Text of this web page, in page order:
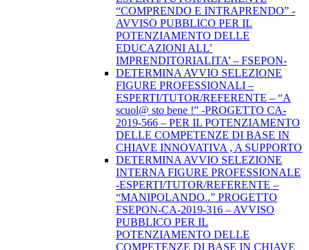
“COMPRENDO E INTRAPRENDO” -
AVVISO PUBBLICO PER IL
POTENZIAMENTO DELLE
EDUCAZIONI ALL’
IMPRENDITORIALITA’ – FSEPON-
DETERMINA AVVIO SELEZIONE
FIGURE PROFESSIONALI –
ESPERTI/TUTOR/REFERENTE – “A
scuol@ sto bene !” -PROGETTO CA-
2019-566 – PER IL POTENZIAMENTO
DELLE COMPETENZE DI BASE IN
CHIAVE INNOVATIVA , A SUPPORTO
DETERMINA AVVIO SELEZIONE
INTERNA FIGURE PROFESSIONALE
-ESPERTI/TUTOR/REFERENTE –
“MANIPOLANDO..” PROGETTO
FSEPON-CA-2019-316 – AVVISO
PUBBLICO PER IL
POTENZIAMENTO DELLE
COMPETENZE DI BASE IN CHIAVE